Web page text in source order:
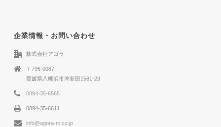
企業情報・お問い合わせ
株式会社アゴラ
〒796-0087
愛媛県八幡浜市沖新田1581-23
0894-35-6565
0894-35-6611
info@agora-m.co.jp